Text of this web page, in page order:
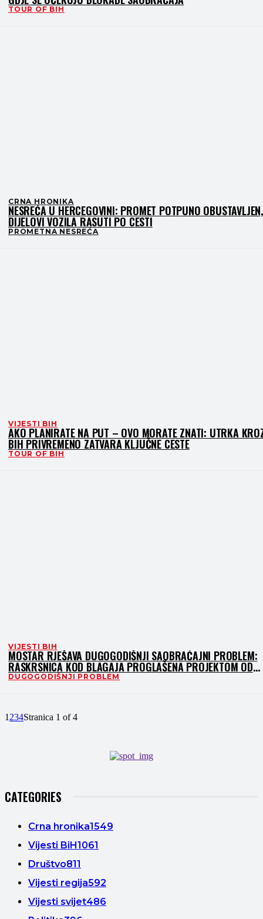
TOUR OF BIH
CRNA HRONIKA
NESREĆA U HERCEGOVINI: PROMET POTPUNO OBUSTAVLJEN,
DIJELOVI VOZILA RASUTI PO CESTI
PROMETNA NESREĆA
VIJESTI BIH
AKO PLANIRATE NA PUT – OVO MORATE ZNATI: UTRKA
BIH PRIVREMENO ZATVARA KLJUČNE CESTE
TOUR OF BIH
VIJESTI BIH
MOSTAR RJEŠAVA DUGOGODIŠNJI SAOBRAĆAJNI PROBLEM:
RASKRSNICA KOD BLAGAJA PROGLAŠENA PROJEKTOM OD
JAVNOG INTERESA
DUGOGODIŠNJI PROBLEM
1 234Stranica 1 of 4
CATEGORIES
Crna hronika1549
Vijesti BiH1061
Društvo811
Vijesti regija592
Vijesti svijet486